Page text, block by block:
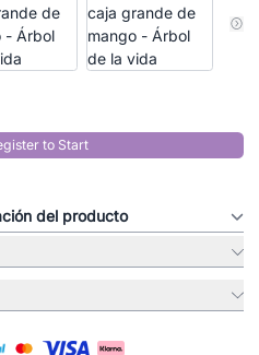
to Start
del producto